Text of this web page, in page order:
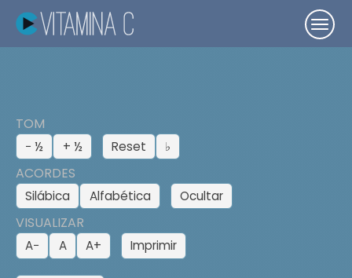
TOM
− ½ + ½ Reset ♭
ACORDES
Silábica Alfabética Ocultar
VISUALIZAR
A− A A+ Imprimir